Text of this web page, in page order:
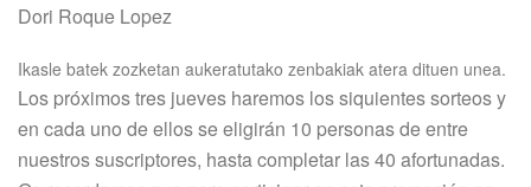
Dori Roque Lopez
Ikasle batek zozketan aukeratutako zenbakiak atera dituen unea.
Los próximos tres jueves haremos los siquientes sorteos y
en cada uno de ellos se eligirán 10 personas de entre
nuestros suscriptores, hasta completar las 40 afortunadas.